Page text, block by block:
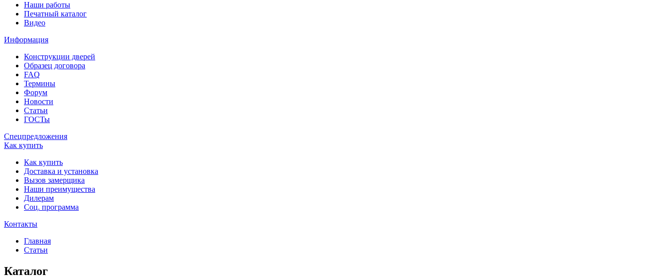
Наши работы
Печатный каталог
Видео
Информация
Конструкции дверей
Образец договора
FAQ
Термины
Форум
Новости
Статьи
ГОСТы
Спецпредложения
Как купить
Как купить
Доставка и установка
Вызов замерщика
Наши преимущества
Дилерам
Соц. программа
Контакты
Главная
Статьи
Каталог